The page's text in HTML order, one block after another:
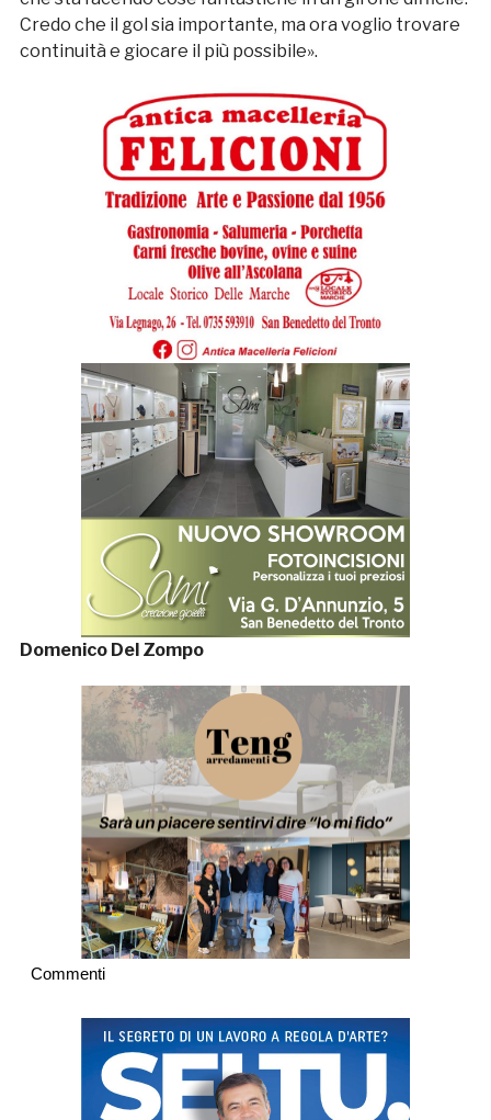
Credo che il gol sia importante, ma ora voglio trovare
continuità e giocare il più possibile».
Domenico Del Zompo
Commenti